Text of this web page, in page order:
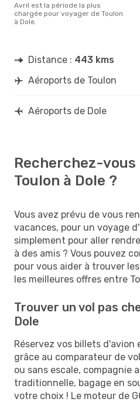
avril est la période la plus
chargée pour voyager de Toulon
à Dole.
Distance : 443 kms
Aéroports de Toulon
Aéroports de Dole
Recherchez-vous
Toulon à Dole ?
Vous avez prévu de vous
vacances, pour un voyage
simplement pour aller
à des amis ? Vous pouvez
pour vous aider à trouver
les meilleures offres entre
Trouver un vol pas
Dole
Réservez vos billets d'avion
grâce au comparateur de
ou sans escale, compagnie
traditionnelle, bagage en
votre choix ! Le moteur de